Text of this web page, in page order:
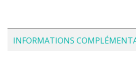
INFORMATIONS